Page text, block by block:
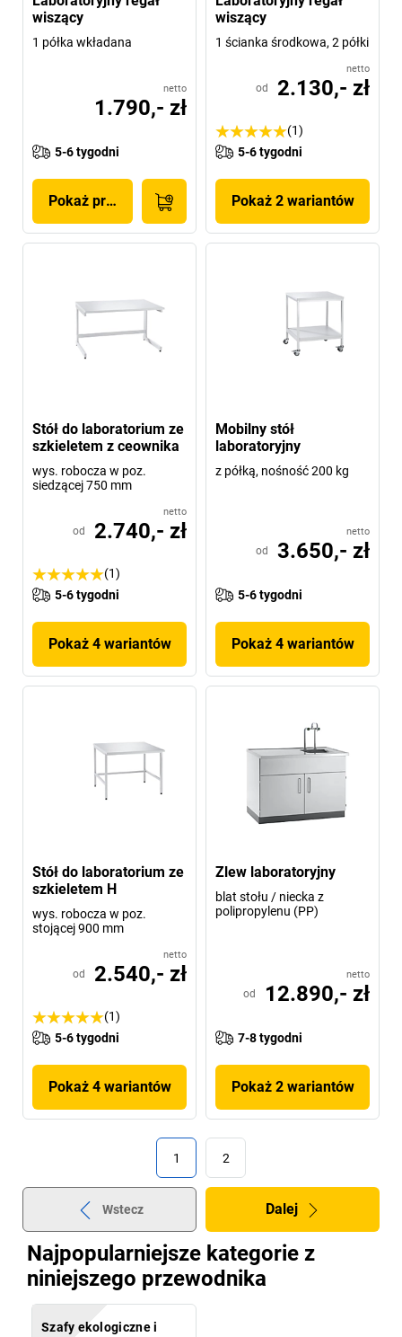
wiszący
1 półka wkładana
netto
1.790,- zł
5-6 tygodni
Pokaż produkt
wiszący
1 ścianka środkowa, 2 półki
netto
od 2.130,- zł
(1)
5-6 tygodni
Pokaż 2 wariantów
Stół do laboratorium ze
szkieletem z ceownika
wys. robocza w poz.
siedzącej 750 mm
netto
od 2.740,- zł
(1)
5-6 tygodni
Pokaż 4 wariantów
Mobilny stół
laboratoryjny
z półką, nośność 200 kg
netto
od 3.650,- zł
5-6 tygodni
Pokaż 4 wariantów
Stół do laboratorium ze
szkieletem H
wys. robocza w poz.
stojącej 900 mm
netto
od 2.540,- zł
(1)
5-6 tygodni
Pokaż 4 wariantów
Zlew laboratoryjny
blat stołu / niecka z
polipropylenu (PP)
netto
od 12.890,- zł
7-8 tygodni
Pokaż 2 wariantów
1 2
Wstecz Dalej
Najpopularniejsze kategorie z
niniejszego przewodnika
Szafy ekologiczne i